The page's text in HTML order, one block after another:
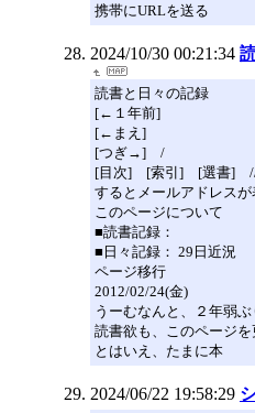
携帯にURLを送る
2024/10/30 00:21:34
読書と日々の記録
[←１年前]
[←まえ]
[つぎ→] /
[目次] [索引] [選書] //
するとメールアドレス
このページについて
■読書記録：
■日々記録： 29日近況
ページ移行
2012/02/24(金)
うーむなんと、２年弱
読書欲も、このページを
とはいえ、たまに本
2024/06/22 19:58:29